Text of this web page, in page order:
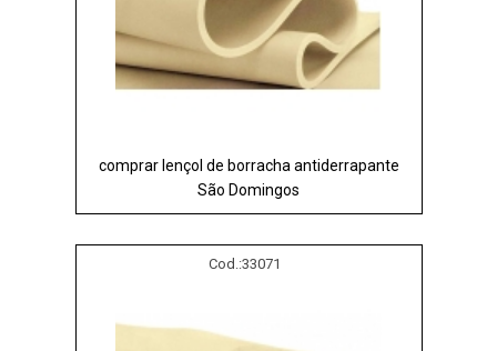
comprar lençol de borracha antiderrapante
São Domingos
Cod.:33071